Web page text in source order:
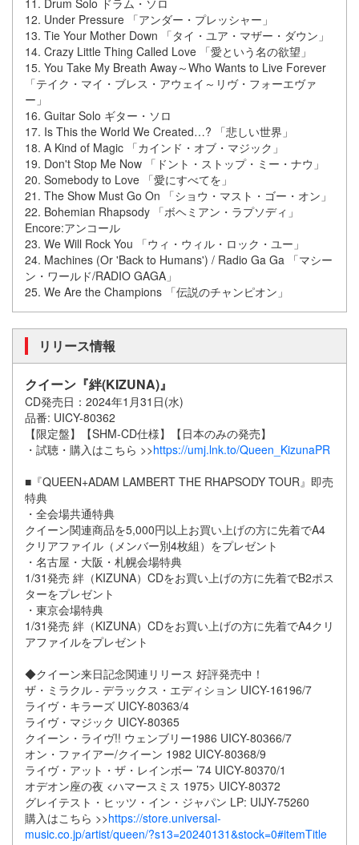
11. Drum Solo ドラム・ソロ
12. Under Pressure 「アンダー・プレッシャー」
13. Tie Your Mother Down 「タイ・ユア・マザー・ダウン」
14. Crazy Little Thing Called Love 「愛という名の欲望」
15. You Take My Breath Away～Who Wants to Live Forever
「テイク・マイ・ブレス・アウェイ～リヴ・フォーエヴァ
ー」
16. Guitar Solo ギター・ソロ
17. Is This the World We Created…? 「悲しい世界」
18. A Kind of Magic 「カインド・オブ・マジック」
19. Don't Stop Me Now 「ドント・ストップ・ミー・ナウ」
20. Somebody to Love 「愛にすべてを」
21. The Show Must Go On 「ショウ・マスト・ゴー・オン」
22. Bohemian Rhapsody 「ボヘミアン・ラプソディ」
Encore:アンコール
23. We Will Rock You 「ウィ・ウィル・ロック・ユー」
24. Machines (Or 'Back to Humans') / Radio Ga Ga 「マシー
ン・ワールド/RADIO GAGA」
25. We Are the Champions 「伝説のチャンピオン」
リリース情報
クイーン『絆(KIZUNA)』
CD発売日：2024年1月31日(水)
品番: UICY-80362
【限定盤】【SHM-CD仕様】【日本のみの発売】
・試聴・購入はこちら >>https://umj.lnk.to/Queen_KizunaPR
■『QUEEN+ADAM LAMBERT THE RHAPSODY TOUR』即売
特典
・全会場共通特典
クイーン関連商品を5,000円以上お買い上げの方に先着でA4
クリアファイル（メンバー別4枚組）をプレゼント
・名古屋・大阪・札幌会場特典
1/31発売 絆（KIZUNA）CDをお買い上げの方に先着でB2ポス
ターをプレゼント
・東京会場特典
1/31発売 絆（KIZUNA）CDをお買い上げの方に先着でA4クリ
アファイルをプレゼント
◆クイーン来日記念関連リリース 好評発売中！
ザ・ミラクル - デラックス・エディション UICY-16196/7
ライヴ・キラーズ UICY-80363/4
ライヴ・マジック UICY-80365
クイーン・ライヴ!! ウェンブリー1986 UICY-80366/7
オン・ファイアー/クイーン 1982 UICY-80368/9
ライヴ・アット・ザ・レインボー ’74 UICY-80370/1
オデオン座の夜 <ハマースミス 1975> UICY-80372
グレイテスト・ヒッツ・イン・ジャパン LP: UIJY-75260
購入はこちら >>https://store.universal-
music.co.jp/artist/queen/?s13=20240131&stock=0#itemTitle